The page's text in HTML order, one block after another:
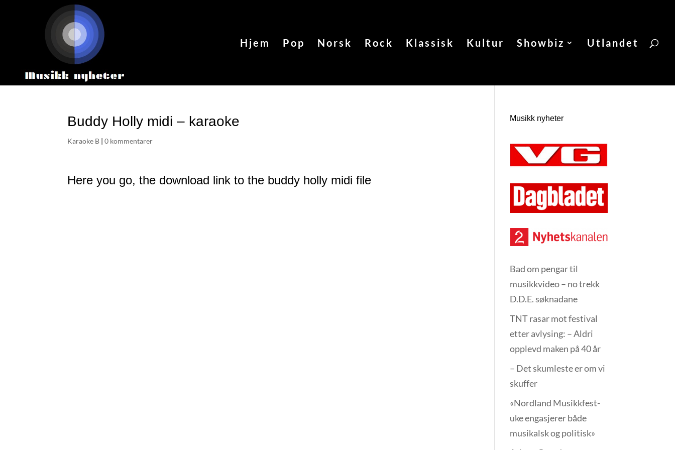
Hjem Pop Norsk Rock Klassisk Kultur Showbiz Utlandet
Buddy Holly midi – karaoke
Karaoke B |0 kommentarer
Here you go, the download link to the buddy holly midi file
Musikk nyheter
Bad om pengar til
musikkvideo – no trekk
D.D.E. søknadane
TNT rasar mot festival
etter avlysing: – Aldri
opplevd maken på 40 år
– Det skumleste er om vi
skuffer
«Nordland Musikkfest­
uke engasjerer både
musikalsk og politisk»